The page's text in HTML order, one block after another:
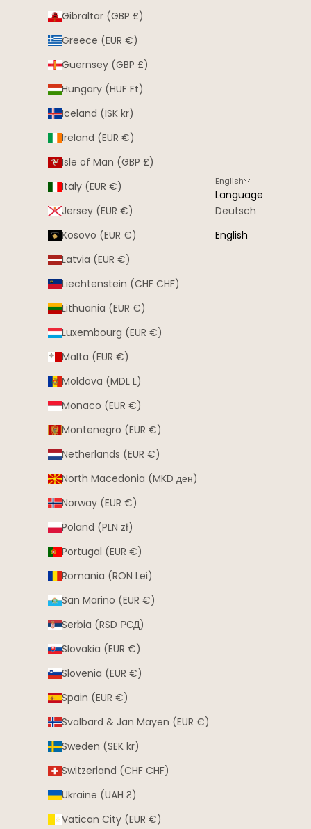
Gibraltar (GBP £)
Greece (EUR €)
Guernsey (GBP £)
Hungary (HUF Ft)
Iceland (ISK kr)
Ireland (EUR €)
Isle of Man (GBP £)
Italy (EUR €)
Jersey (EUR €)
Kosovo (EUR €)
Latvia (EUR €)
Liechtenstein (CHF CHF)
Lithuania (EUR €)
Luxembourg (EUR €)
Malta (EUR €)
Moldova (MDL L)
Monaco (EUR €)
Montenegro (EUR €)
Netherlands (EUR €)
North Macedonia (MKD ден)
Norway (EUR €)
Poland (PLN zł)
Portugal (EUR €)
Romania (RON Lei)
San Marino (EUR €)
Serbia (RSD РСД)
Slovakia (EUR €)
Slovenia (EUR €)
Spain (EUR €)
Svalbard & Jan Mayen (EUR €)
Sweden (SEK kr)
Switzerland (CHF CHF)
Ukraine (UAH ₴)
Vatican City (EUR €)
English
Language
Deutsch
English